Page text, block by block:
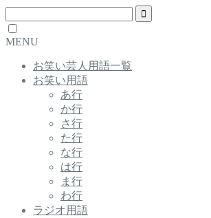
MENU
お笑い芸人用語一覧
お笑い用語
あ行
か行
さ行
た行
な行
は行
ま行
わ行
ラジオ用語